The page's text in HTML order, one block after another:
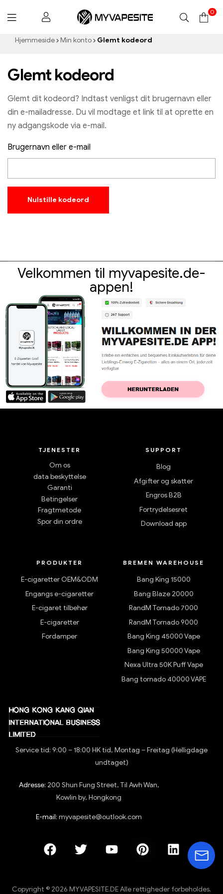
Myvapesite.de
0
Hjemmeside Min konto Glemt kodeord
Glemt kodeord
Glemt dit kodeord? Indtast venligst dit brugernavn eller
din e-mailadresse. Du vil modtage et link til at oprette en
ny adgangskode via e-mail.
Brugernavn eller e-mail
Nulstille kodeord
Velkommen til myvapesite.de-
appen!
TJENESTER
Om os
data beskyttelse
Garanti
Betingelser
Fragtmetode
Spor din ordre
SUPPORT
Blog
Afgifter og skatter
Engros B2B
Fortrydelsesret
Download app
PRODUKTER
E-cigaretter OEM&ODM
Engangs e-cigaretter
E-cigaret tilbehør
E-cigaretter
Fordamper
BREMEN WAREHOUSE
Bang King 15000
Bang Blaze 20000
RandM Tornado 7000
RandM Tornado 9000
Bang King 45000 Vape
Bang King 50000 Vape
Nexa Ultra 50K Puff Vape
Bang tornado 40000 VAPE
Service tid: 9:00 – 18:00 HK tid, Montag – Freitag (Helligdage
undtaget)
Adresse: 200 Shun Fung Street, Til Awh Wan,
Kowlin by, Hongkong
E-mail: myvapesite@outlook.com
Copyright © 2026 MYVAPESITE.DE Alle rettigheder forbeholdes.